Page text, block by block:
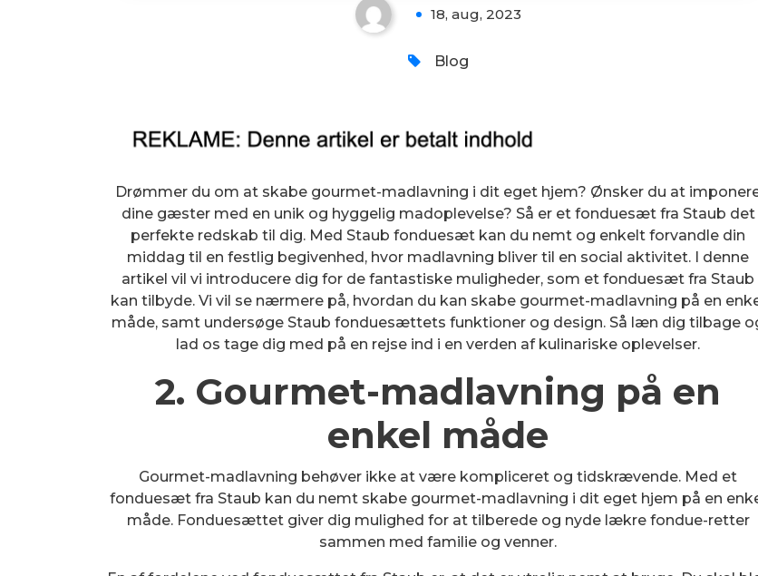
18, aug, 2023
Blog
Drømmer du om at skabe gourmet-madlavning i dit eget hjem? Ønsker du at
dine gæster med en unik og hyggelig madoplevelse? Så er et fonduesæt fra Staub det
perfekte redskab til dig. Med Staub fonduesæt kan du nemt og enkelt forvandle din
middag til en festlig begivenhed, hvor madlavning bliver til en social aktivitet. I denne
artikel vil vi introducere dig for de fantastiske muligheder, som et fonduesæt fra Staub
kan tilbyde. Vi vil se nærmere på, hvordan du kan skabe gourmet-madlavning på en
måde, samt undersøge Staub fonduesættets funktioner og design. Så læn dig tilbage
lad os tage dig med på en rejse ind i en verden af kulinariske oplevelser.
2. Gourmet-madlavning på en
enkel måde
Gourmet-madlavning behøver ikke at være kompliceret og tidskrævende. Med et
fonduesæt fra Staub kan du nemt skabe gourmet-madlavning i dit eget hjem på en
måde. Fonduesættet giver dig mulighed for at tilberede og nyde lækre fondue-retter
sammen med familie og venner.